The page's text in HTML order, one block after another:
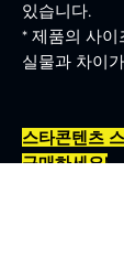
있습니다.
* 제품의 사
실물과 차이
스타콘텐츠
구매하세요!